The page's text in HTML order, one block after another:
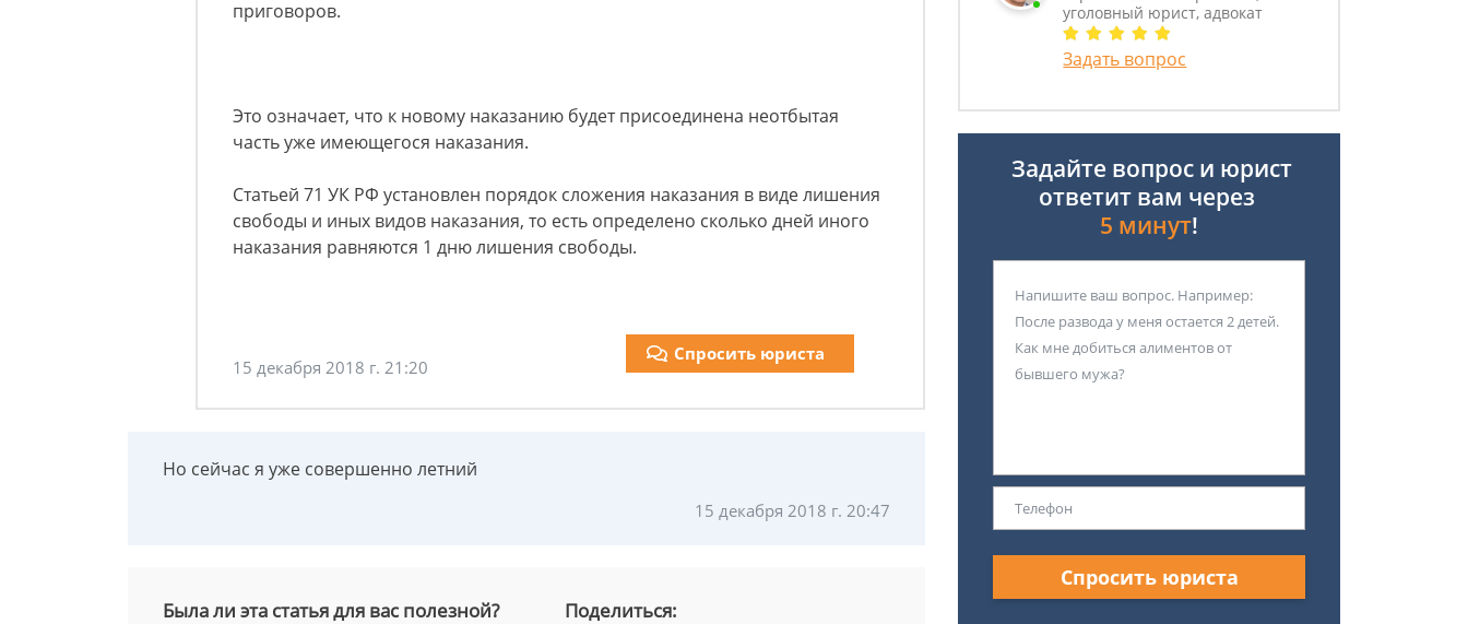
приговоров.
Это означает, что к новому наказанию будет присоединена неотбытая
часть уже имеющегося наказания.
Статьей 71 УК РФ установлен порядок сложения наказания в виде лишения
свободы и иных видов наказания, то есть определено сколько дней иного
наказания равняются 1 дню лишения свободы.
15 декабря 2018 г. 21:20
Спросить юриста
Но сейчас я уже совершенно летний
15 декабря 2018 г. 20:47
Была ли эта статья для вас полезной? Поделиться:
уголовный юрист, адвокат
Задать вопрос
Задайте вопрос и юрист
ответит вам через
5 минут!
Спросить юриста